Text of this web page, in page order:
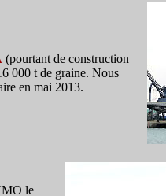
(pourtant de construction
000 t de graine. Nous
en mai 2013.
le